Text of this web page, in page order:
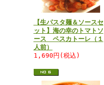
【生パスタ麺＆ソースセ
ット】海の幸のトマトソ
ース ペスカトーレ（１
人前）
1,690円(税込)